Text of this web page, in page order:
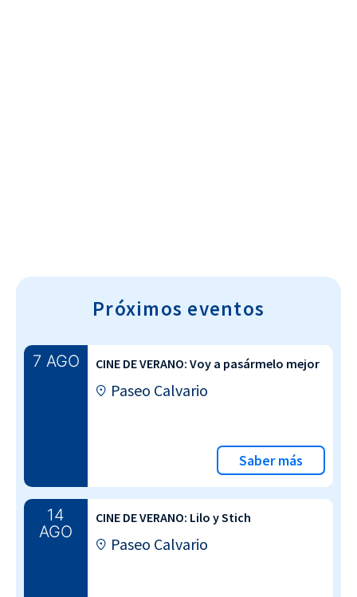
Próximos eventos
7 AGO CINE DE VERANO: Voy a pasármelo mejor
Paseo Calvario
Saber más
14
AGO
CINE DE VERANO: Lilo y Stich
Paseo Calvario